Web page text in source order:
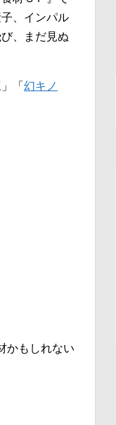
、インパル
、まだ見ぬ
「 幻キノ
かもしれない